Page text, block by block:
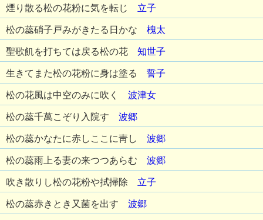
煙り散る松の花粉に気を転じ 立子
松の蕊硝子戸みがきたる日かな 槐太
聖歌飢を打ちては戻る松の花 知世子
生きてまた松の花粉に身は塗る 誓子
松の花風は中空のみに吹く 波津女
松の蕊千萬こぞり入院す 波郷
松の蕊かなたに赤しここに靑し 波郷
松の蕊雨上る妻の来つつあらむ 波郷
吹き散りし松の花粉や拭掃除 立子
松の蕊赤きとき又菌を出す 波郷